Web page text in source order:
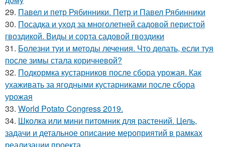
29. Павел и петр Рябинники. Петр и Павел Рябинники
30. Посадка и уход за многолетней садовой перистой
гвоздикой. Виды и сорта садовой гвоздики
31. Болезни туи и методы лечения. Что делать, если туя
после зимы стала коричневой?
32. Подкормка кустарников после сбора урожая. Как
ухаживать за ягодными кустарниками после сбора
урожая
33. World Potato Congress 2019.
34. Школка или мини питомник для растений. Цель,
задачи и детальное описание мероприятий в рамках